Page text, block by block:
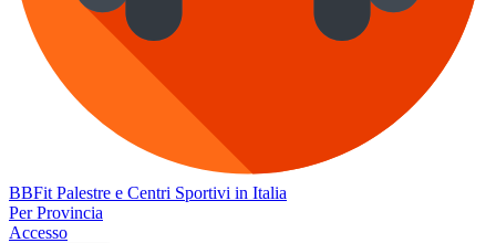
BBFit Palestre e Centri Sportivi in Italia
Per Provincia
Accesso